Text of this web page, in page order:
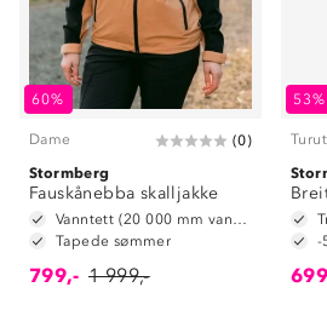
60%
Dame (0)
Stormberg
Fauskånebba skalljakke
Vanntett (20 000 mm vannsøyle)
Tapede sømmer
799,- 1 999,-
53%